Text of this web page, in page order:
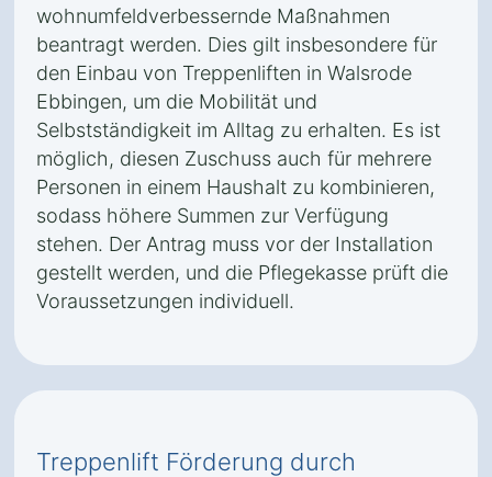
wohnumfeldverbessernde Maßnahmen
beantragt werden. Dies gilt insbesondere für
den Einbau von Treppenliften in Walsrode
Ebbingen, um die Mobilität und
Selbstständigkeit im Alltag zu erhalten. Es ist
möglich, diesen Zuschuss auch für mehrere
Personen in einem Haushalt zu kombinieren,
sodass höhere Summen zur Verfügung
stehen. Der Antrag muss vor der Installation
gestellt werden, und die Pflegekasse prüft die
Voraussetzungen individuell.
Treppenlift Förderung durch